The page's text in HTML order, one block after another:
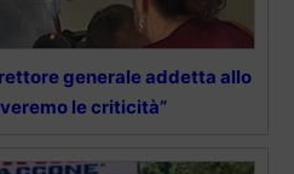
generale addetta allo
le criticità”